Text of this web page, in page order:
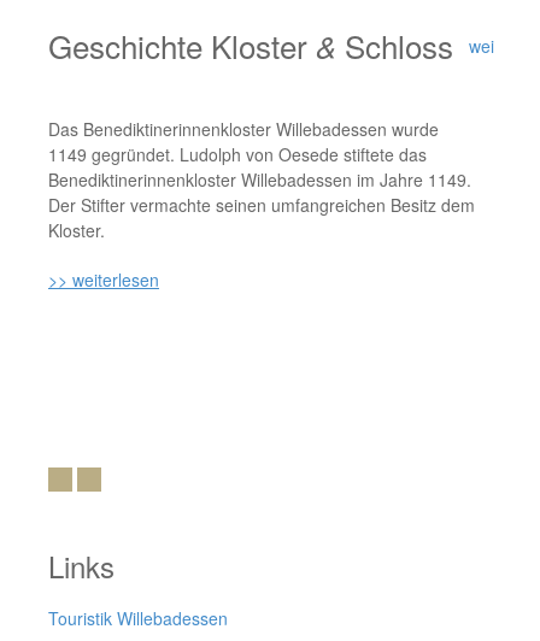
Geschichte Kloster & Schloss
Das Benediktinerinnenkloster Willebadessen wurde
1149 gegründet. Ludolph von Oesede stiftete das
Benediktinerinnenkloster Willebadessen im Jahre 1149.
Der Stifter vermachte seinen umfangreichen Besitz dem
Kloster.
>> weiterlesen
Links
Touristik Willebadessen